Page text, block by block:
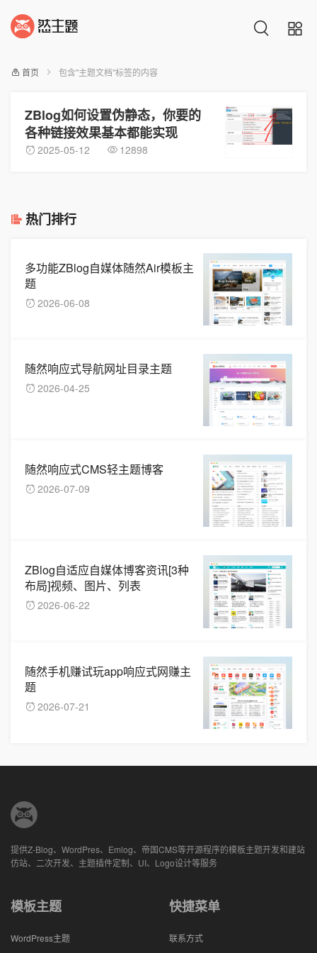
首页 包含"主题文档"标签的内容
ZBlog如何设置伪静态，你要的
各种链接效果基本都能实现
2025-05-12 12898
热门排行
多功能ZBlog自媒体随然Air模板主
题
2026-06-08
随然响应式导航网址目录主题
2026-04-25
随然响应式CMS轻主题博客
2026-07-09
ZBlog自适应自媒体博客资讯[3种
布局]视频、图片、列表
2026-06-22
随然手机赚试玩app响应式网赚主
题
2026-07-21
提供Z-Blog、WordPres、Emlog、帝国CMS等开源程序的模板主题开发和建站
仿站、二次开发、主题插件定制、UI、Logo设计等服务
模板主题
WordPress主题
快捷菜单
联系方式